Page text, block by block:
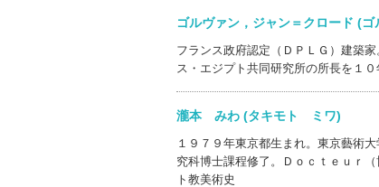
ゴルヴァン，ジャン＝クロード (
フランス政府認定（ＤＰＬＧ）建築
ス・エジプト共同研究所の所長を１
瀧本 みわ (タキモト ミワ)
１９７９年東京都生まれ。東京藝術
究科博士課程修了。Ｄｏｃｔｅｕｒ
ト教美術史